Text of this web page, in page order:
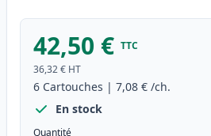
42,50 € TTC
36,32 € HT
6 Cartouches | 7,08 € /ch.
En stock
Quantité